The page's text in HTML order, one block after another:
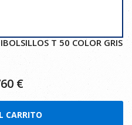
T 50 COLOR GRIS
€
CARRITO